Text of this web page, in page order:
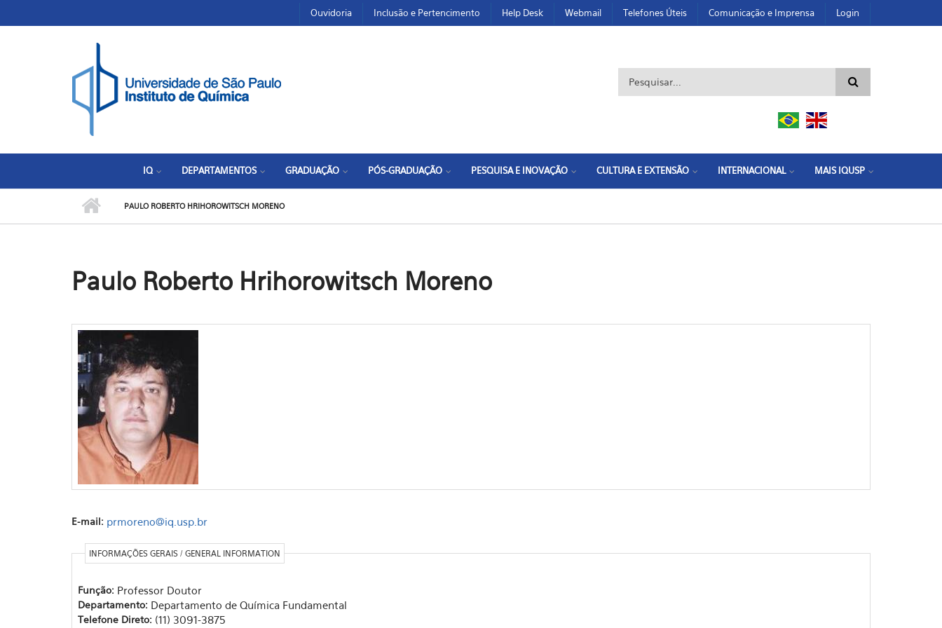
Ouvidoria Inclusão e Pertencimento Help Desk Webmail Telefones Úteis Comunicação e Imprensa Login
Formulário de busca
IQ DEPARTAMENTOS GRADUAÇÃO PÓS-GRADUAÇÃO PESQUISA E INOVAÇÃO CULTURA E EXTENSÃO INTERNACIONAL MAIS IQUSP
PAULO ROBERTO HRIHOROWITSCH MORENO
Paulo Roberto Hrihorowitsch Moreno
E-mail: prmoreno@iq.usp.br
INFORMAÇÕES GERAIS / GENERAL INFORMATION
Função: Professor Doutor
Departamento: Departamento de Química Fundamental
Telefone Direto: (11) 3091-3875